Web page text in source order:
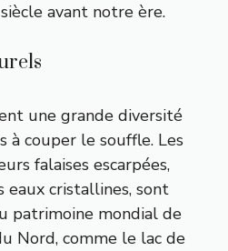
avant notre ère.
une grande diversité
à couper le souffle. Les
falaises escarpées,
cristallines, sont
patrimoine mondial de
Nord, comme le lac de